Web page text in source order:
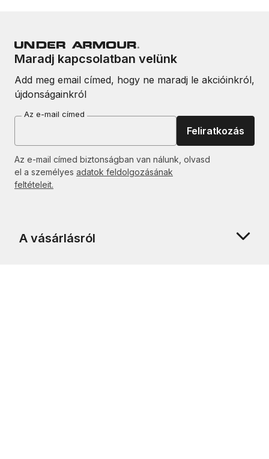
Maradj kapcsolatban velünk
Add meg email címed, hogy ne maradj le akcióinkról,
újdonságainkról
Az e-mail címed
Feliratkozás
Az e-mail címed biztonságban van nálunk, olvasd
el a személyes adatok feldolgozásának
feltételeit.
A vásárlásról